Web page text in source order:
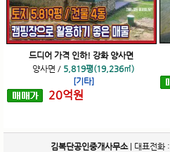
드디어 가격 인하! 강화 양사면
양사면 / 5,819평(19,236㎡)
[기타]
20억원
김복단공인중개사무소| 대표전화 :